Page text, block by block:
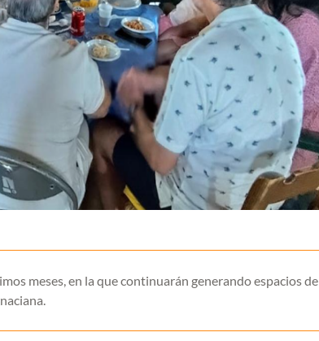
meses, en la que continuarán generando espacios de